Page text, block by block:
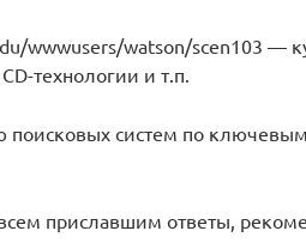
wwwusers/watson/scen103 —
технологии и т.п.
систем по ключевым
приславшим ответы,